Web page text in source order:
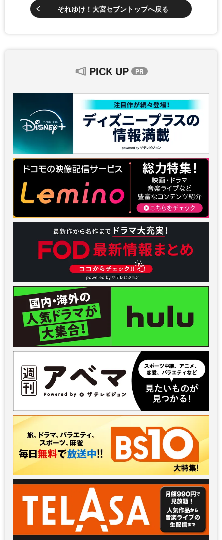
それゆけ！大宮セブントップへ戻る
PICK UP